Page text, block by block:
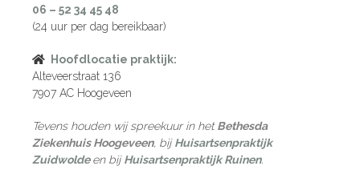
06 – 52 34 45 48
(24 uur per dag bereikbaar)
Hoofdlocatie praktijk:
Alteveerstraat 136
7907 AC Hoogeveen
Tevens houden wij spreekuur in hetBethesda
Ziekenhuis Hoogeveen, bijHuisartsenpraktijk
Zuidwolde en bijHuisartsenpraktijk Ruinen.